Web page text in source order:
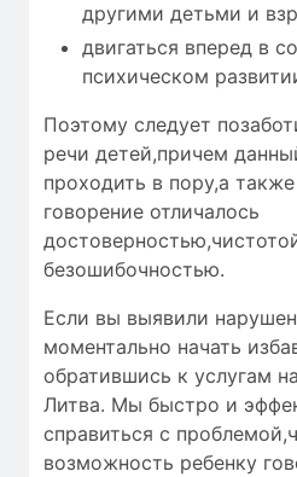
другими детьми и
двигаться вперед в
психическом
Поэтому следует
речи детей,причем
проходить в пору,а
говорение отличалось
достоверностью
безошибочностью.
Если вы выявили
моментально начать
обратившись к услугам
Литва. Мы быстро и
справиться с
возможность ребенку